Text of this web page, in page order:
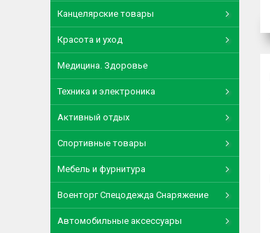
Канцелярские товары
Красота и уход
Медицина. Здоровье
Техника и электроника
Активный отдых
Спортивные товары
Мебель и фурнитура
Военторг Спецодежда Снаряжение
Автомобильные аксессуары